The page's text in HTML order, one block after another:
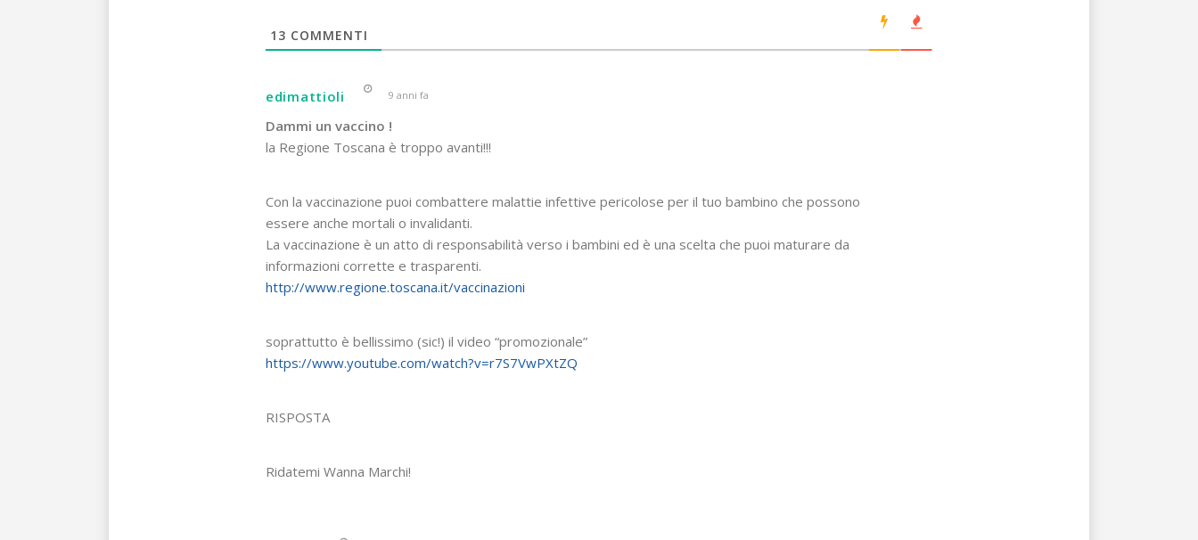
13 COMMENTI
edimattioli 9 anni fa
Dammi un vaccino !
la Regione Toscana è troppo avanti!!!
Con la vaccinazione puoi combattere malattie infettive pericolose per il tuo bambino che possono
essere anche mortali o invalidanti.
La vaccinazione è un atto di responsabilità verso i bambini ed è una scelta che puoi maturare da
informazioni corrette e trasparenti.
http://www.regione.toscana.it/vaccinazioni
soprattutto è bellissimo (sic!) il video “promozionale”
https://www.youtube.com/watch?v=r7S7VwPXtZQ
RISPOSTA
Ridatemi Wanna Marchi!